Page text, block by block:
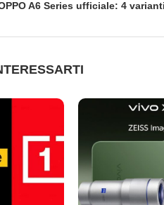
A6 Series ufficiale: 4